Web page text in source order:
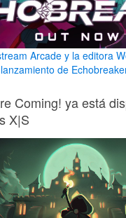
Arcade y la editora
de
Coming! ya está
X|S